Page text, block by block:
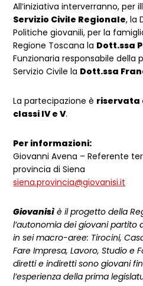
All’iniziativa interverranno, per
Servizio Civile Regionale, la
Politiche giovanili, per la
Regione Toscana la Dott.ssa
Funzionaria responsabile della
Servizio Civile la Dott.ssa
La partecipazione è riservata
classi IV e V.
Per informazioni:
Giovanni Avena – Referente
provincia di Siena
siena.provincia@giovanisi.it
Giovanisìè il progetto della
l’autonomia dei giovani partito
in sei macro-aree: Tirocini,
Fare Impresa, Lavoro, Studio e
diretti e indiretti sono giovani
l’esperienza della prima